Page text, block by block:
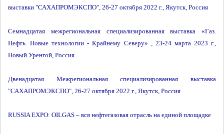
выставки "САХАПРОМЭКСПО", 26-27 октября 2022 г., Якутск, Россия
Семнадцатая межрегиональная специализированная выставка «Газ.
Нефть. Новые технологии - Крайнему Северу» , 23-24 марта 2023 г.,
Новый Уренгой, Россия
Двенадцатая Межрегиональная специализированная выставка
"САХАПРОМЭКСПО", 26-27 октября 2022 г., Якутск, Россия
RUSSIA EXPO: OILGAS – вся нефтегазовая отрасль на единой площадке